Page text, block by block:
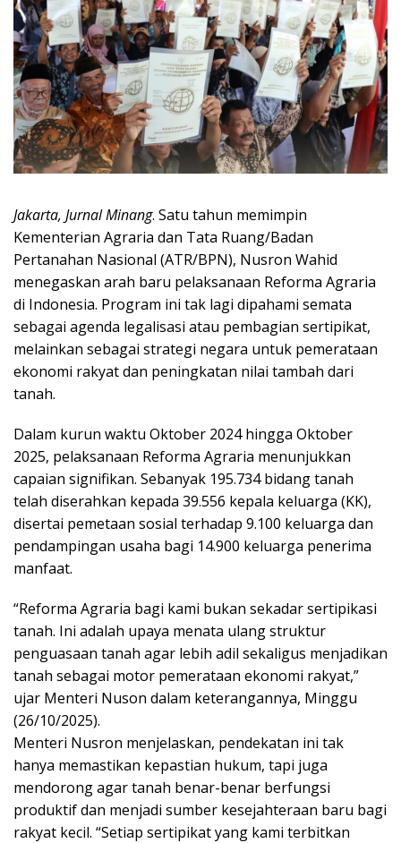
Jakarta, Jurnal Minang. Satu tahun memimpin
Kementerian Agraria dan Tata Ruang/Badan
Pertanahan Nasional (ATR/BPN), Nusron Wahid
menegaskan arah baru pelaksanaan Reforma Agraria
di Indonesia. Program ini tak lagi dipahami semata
sebagai agenda legalisasi atau pembagian sertipikat,
melainkan sebagai strategi negara untuk pemerataan
ekonomi rakyat dan peningkatan nilai tambah dari
tanah.
Dalam kurun waktu Oktober 2024 hingga Oktober
2025, pelaksanaan Reforma Agraria menunjukkan
capaian signifikan. Sebanyak 195.734 bidang tanah
telah diserahkan kepada 39.556 kepala keluarga (KK),
disertai pemetaan sosial terhadap 9.100 keluarga dan
pendampingan usaha bagi 14.900 keluarga penerima
manfaat.
“Reforma Agraria bagi kami bukan sekadar sertipikasi
tanah. Ini adalah upaya menata ulang struktur
penguasaan tanah agar lebih adil sekaligus menjadikan
tanah sebagai motor pemerataan ekonomi rakyat,”
ujar Menteri Nuson dalam keterangannya, Minggu
(26/10/2025).
Menteri Nusron menjelaskan, pendekatan ini tak
hanya memastikan kepastian hukum, tapi juga
mendorong agar tanah benar-benar berfungsi
produktif dan menjadi sumber kesejahteraan baru bagi
rakyat kecil. “Setiap sertipikat yang kami terbitkan